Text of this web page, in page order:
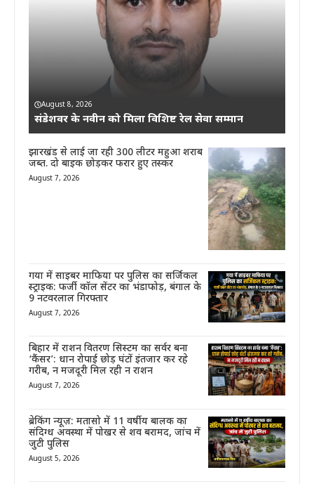
August 8, 2026
संडेशवर के नवीन को मिला विशिष्ट रेल सेवा सम्मान
झारखंड से लाई जा रही 300 लीटर महुआ शराब
जब्त. दो बाइक छोड़कर फरार हुए तस्कर
August 7, 2026
गया में साइबर माफिया पर पुलिस का सर्जिकल
स्ट्राइक: फर्जी कॉल सेंटर का भंडाफोड़, बंगाल के
9 नटवरलाल गिरफ्तार
August 7, 2026
बिहार में राशन वितरण सिस्टम का सर्वर बना
‘कैंसर’: धान रोपाई छोड़ घंटों इंतजार कर रहे
गरीब, न मजदूरी मिल रही न राशन
August 7, 2026
ब्रेकिंग न्यूज़: मतासो में 11 वर्षीय बालक का
संदिग्ध अवस्था में पोखर से शव बरामद, जांच में
जुटी पुलिस
August 5, 2026